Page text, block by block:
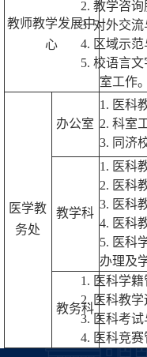
教师教学发展中
心
2. 教学咨询
3. 对外交流
4. 区域示范
5. 校语言文
室工作。
医学教
务处
办公室
1. 医科
2. 科室
3. 同济
教学科
1. 医科
2. 医科
3. 医科
4. 医科
5. 医科
办理及
教务科
1. 医科学
2. 医科教
3. 医科考
4. 医科竞赛